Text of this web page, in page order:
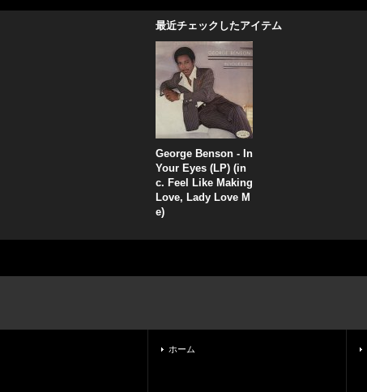
最近チェックしたアイテム
George Benson - In
Your Eyes (LP) (in
c. Feel Like Making
Love, Lady Love M
e)
ホーム